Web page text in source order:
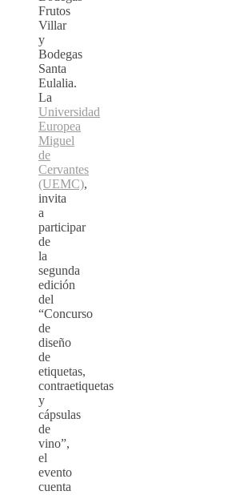
Frutos
Villar
y
Bodegas
Santa
Eulalia.
La
Universidad
Europea
Miguel
de
Cervantes
(UEMC),
invita
a
participar
de
la
segunda
edición
del
“Concurso
de
diseño
de
etiquetas,
contraetiquetas
y
cápsulas
de
vino”,
el
evento
cuenta